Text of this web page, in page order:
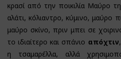
κρασί από την ποικιλία Μαύρο
αλάτι, κόλιαντρο, κύμινο, μαύρο
μαύρο σκίνο, πριν μπει σε
το ιδιαίτερο και σπάνιο απόχτιν
η τσαμαρέλλα, αλλά